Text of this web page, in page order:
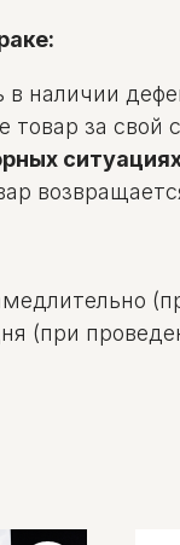
в наличии
товар за свой
(при